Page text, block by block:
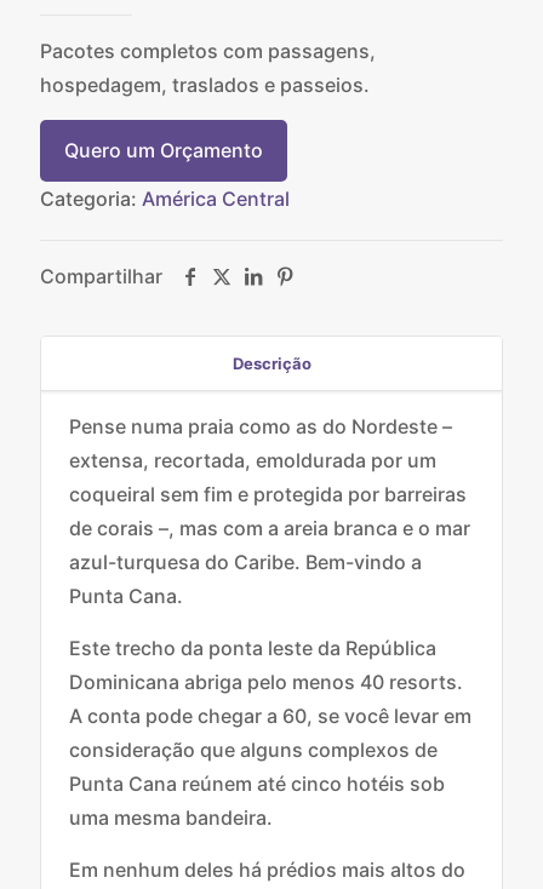
Pacotes completos com passagens,
hospedagem, traslados e passeios.
Quero um Orçamento
Categoria: América Central
Compartilhar
Descrição
Pense numa praia como as do Nordeste –
extensa, recortada, emoldurada por um
coqueiral sem fim e protegida por barreiras
de corais –, mas com a areia branca e o mar
azul-turquesa do Caribe. Bem-vindo a
Punta Cana.
Este trecho da ponta leste da República
Dominicana abriga pelo menos 40 resorts.
A conta pode chegar a 60, se você levar em
consideração que alguns complexos de
Punta Cana reúnem até cinco hotéis sob
uma mesma bandeira.
Em nenhum deles há prédios mais altos do